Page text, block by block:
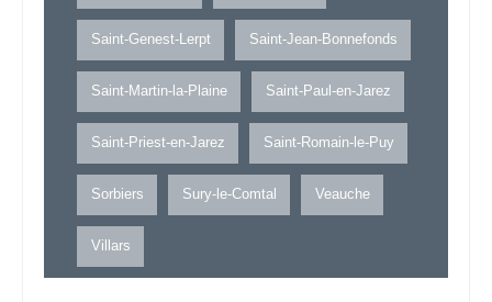
Saint-Genest-Lerpt Saint-Jean-Bonnefonds
Saint-Martin-la-Plaine Saint-Paul-en-Jarez
Saint-Priest-en-Jarez Saint-Romain-le-Puy
Sorbiers Sury-le-Comtal Veauche
Villars